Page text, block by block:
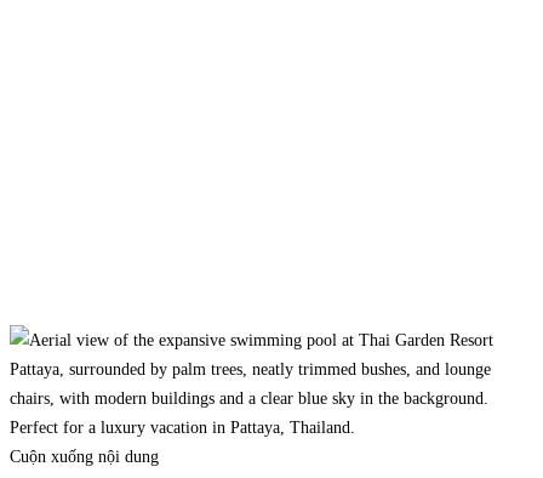
Cuộn xuống nội dung